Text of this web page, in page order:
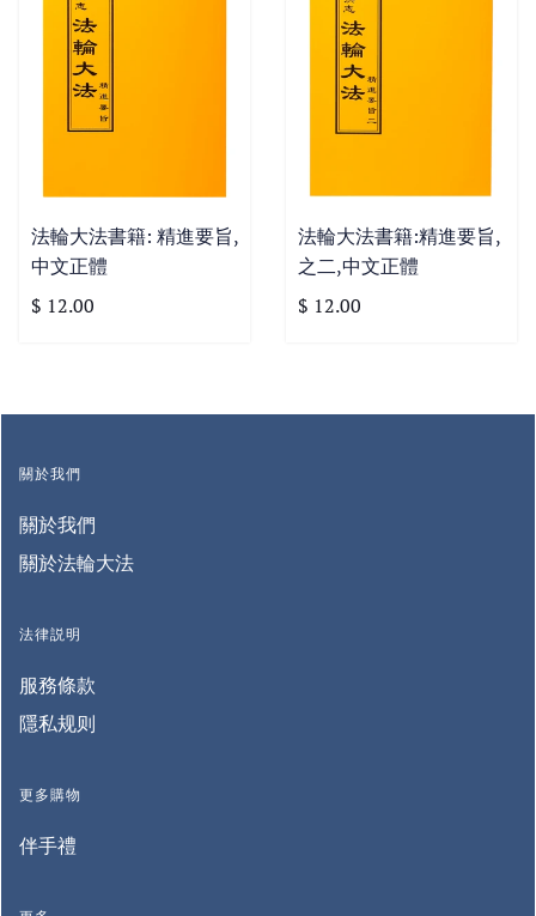
法輪大法書籍: 精進要旨,
中文正體
$ 12.00
法輪大法書籍:精進要旨,
之二,中文正體
$ 12.00
關於我們
關於我們
關於法輪大法
法律説明
服務條款
隱私规则
更多購物
伴手禮